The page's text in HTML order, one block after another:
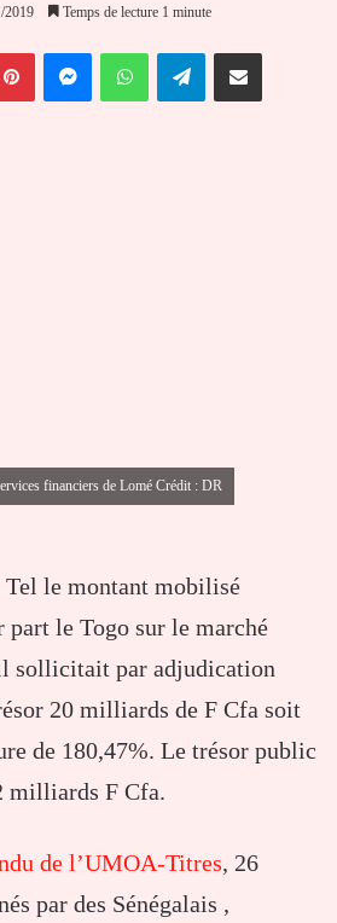
2019 Temps de lecture 1 minute
PinterestMessengerWhatsAppTelegramPartager par email
financiers de Lomé Crédit : DR
le montant mobilisé
le Togo sur le marché
sollicitait par adjudication
20 milliards de F Cfa soit
de 180,47%. Le trésor public
milliards F Cfa.
de l’UMOA-Titres, 26
par des Sénégalais ,